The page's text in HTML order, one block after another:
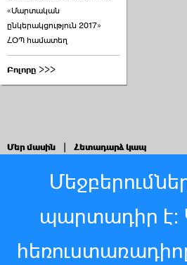
«Մարտական
ընկերակցություն 2017»
ՀՕՊ համատեղ
Բոլորը >>>
Մեր մասին Հետադարձ կապ
պարտադիր է: